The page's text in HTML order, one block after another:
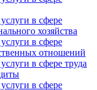
в сфере
хозяйства
в сфере
отношений
в сфере труда
в сфере